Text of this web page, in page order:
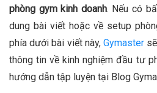
phòng gym kinh doanh. Nếu có
dung bài viết hoặc về setup
phía dưới bài viết này, Gymastersẽ
thông tin về kinh nghiệm đầu tư
hướng dẫn tập luyện tại Blog